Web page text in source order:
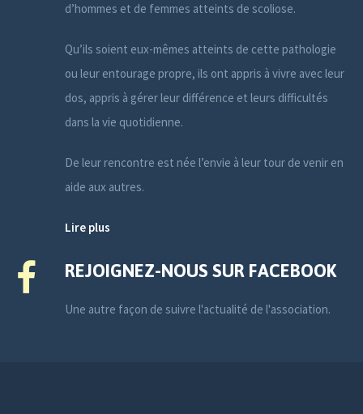
d’hommes et de femmes atteints de scoliose.
Qu’ils soient eux-mêmes atteints de cette pathologie
ou leur entourage propre, ils ont appris à vivre avec leur
dos, appris à gérer leur différence et leurs difficultés
dans la vie quotidienne.
De leur rencontre est née l’envie à leur tour de venir en
aide aux autres.
Lire plus
REJOIGNEZ-NOUS SUR FACEBOOK
Une autre façon de suivre l'actualité de l'association.